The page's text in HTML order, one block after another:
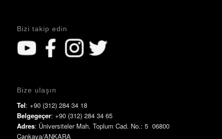
Bizi takip edin
Bize ulaşın
Tel: +90 (312) 284 34 18
Belgegeçer: +90 (312) 284 34 65
Adres: Üniversiteler Mah. Toplum Cad. No.: 5 06800
Çankaya/ANKARA